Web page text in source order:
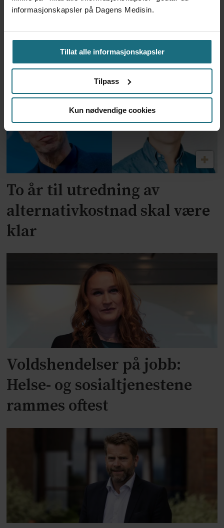
informasjonskapsler på Dagens Medisin.
Tillat alle informasjonskapsler
Tilpass
Kun nødvendige cookies
Feilmedisinert i 18 år – får
millionerstatning
To år til utredning av
alternativkostnad skal være
klar
Voldshendelser på jobb:
Helse- og sosialtjenestene
rammes oftest